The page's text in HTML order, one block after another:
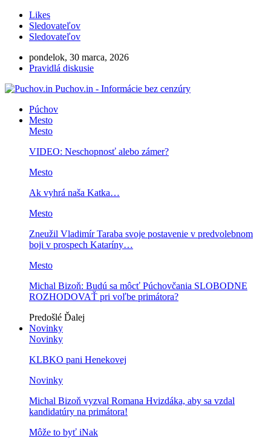
Likes
Sledovateľov
Sledovateľov
pondelok, 30 marca, 2026
Pravidlá diskusie
Puchov.in - Informácie bez cenzúry
Púchov
Mesto
Mesto
VIDEO: Neschopnosť alebo zámer?
Mesto
Ak vyhrá naša Katka…
Mesto
Zneužil Vladimír Taraba svoje postavenie v predvolebnom
boji v prospech Kataríny…
Mesto
Michal Bizoň: Budú sa môcť Púchovčania SLOBODNE
ROZHODOVAŤ pri voľbe primátora?
Predošlé Ďalej
Novinky
Novinky
KLBKO pani Henekovej
Novinky
Michal Bizoň vyzval Romana Hvizdáka, aby sa vzdal
kandidatúry na primátora!
Môže to byť iNak